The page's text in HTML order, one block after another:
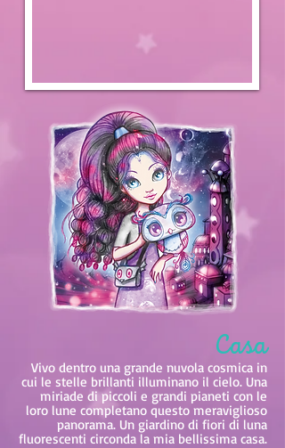
Casa
Vivo dentro una grande nuvola cosmica in
cui le stelle brillanti illuminano il cielo. Una
miriade di piccoli e grandi pianeti con le
loro lune completano questo meraviglioso
panorama. Un giardino di fiori di luna
fluorescenti circonda la mia bellissima casa.